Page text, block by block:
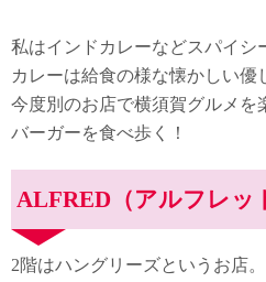
私はインドカレーなどスパイシ
カレーは給食の様な懐かしい優
今度別のお店で横須賀グルメを
バーガーを食べ歩く！
ALFRED（アルフレッ
2階はハングリーズというお店。